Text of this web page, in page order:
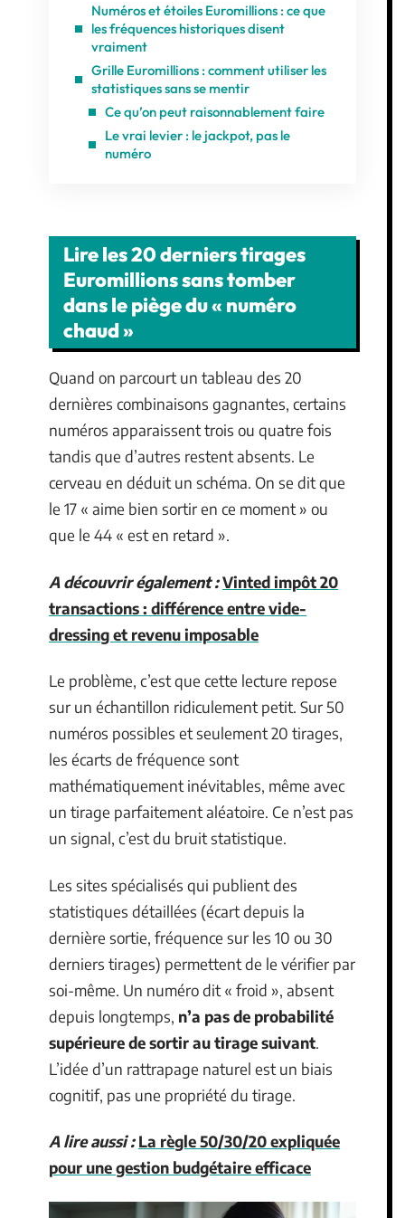
Numéros et étoiles Euromillions : ce que
les fréquences historiques disent
vraiment
Grille Euromillions : comment utiliser les
statistiques sans se mentir
Ce qu’on peut raisonnablement faire
Le vrai levier : le jackpot, pas le
numéro
Lire les 20 derniers tirages
Euromillions sans tomber
dans le piège du « numéro
chaud »
Quand on parcourt un tableau des 20
dernières combinaisons gagnantes, certains
numéros apparaissent trois ou quatre fois
tandis que d’autres restent absents. Le
cerveau en déduit un schéma. On se dit que
le 17 « aime bien sortir en ce moment » ou
que le 44 « est en retard ».
A découvrir également :Vinted impôt 20
transactions : différence entre vide-
dressing et revenu imposable
Le problème, c’est que cette lecture repose
sur un échantillon ridiculement petit. Sur 50
numéros possibles et seulement 20 tirages,
les écarts de fréquence sont
mathématiquement inévitables, même avec
un tirage parfaitement aléatoire. Ce n’est pas
un signal, c’est du bruit statistique.
Les sites spécialisés qui publient des
statistiques détaillées (écart depuis la
dernière sortie, fréquence sur les 10 ou 30
derniers tirages) permettent de le vérifier par
soi-même. Un numéro dit « froid », absent
depuis longtemps, n’a pas de probabilité
supérieure de sortir au tirage suivant.
L’idée d’un rattrapage naturel est un biais
cognitif, pas une propriété du tirage.
A lire aussi : La règle 50/30/20 expliquée
pour une gestion budgétaire efficace